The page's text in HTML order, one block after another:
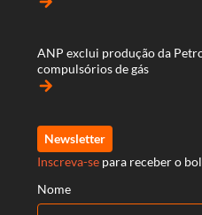
ANP exclui produção da
compulsórios de gás
arrow_forward
Newsletter
Inscreva-se para receber o
Nome